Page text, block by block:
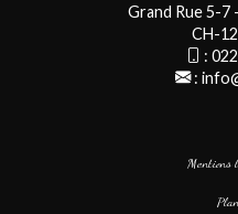
Grand Rue 5-7
CH-
:
:
Mentions